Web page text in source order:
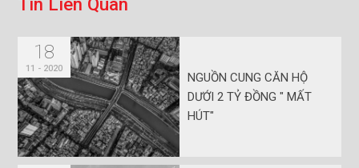
Tin Liên Quan
18
11 - 2020
NGUỒN CUNG CĂN HỘ
DƯỚI 2 TỶ ĐỒNG " MẤT
HÚT"